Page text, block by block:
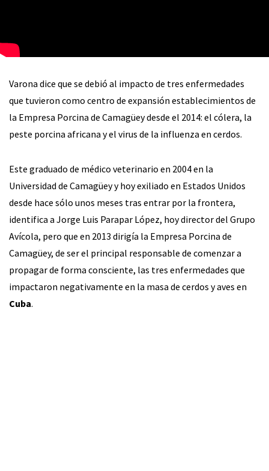
Varona dice que se debió al impacto de tres enfermedades
que tuvieron como centro de expansión establecimientos de
la Empresa Porcina de Camagüey desde el 2014: el cólera, la
peste porcina africana y el virus de la influenza en cerdos.
Este graduado de médico veterinario en 2004 en la
Universidad de Camagüey y hoy exiliado en Estados Unidos
desde hace sólo unos meses tras entrar por la frontera,
identifica a Jorge Luis Parapar López, hoy director del Grupo
Avícola, pero que en 2013 dirigía la Empresa Porcina de
Camagüey, de ser el principal responsable de comenzar a
propagar de forma consciente, las tres enfermedades que
impactaron negativamente en la masa de cerdos y aves en
Cuba.